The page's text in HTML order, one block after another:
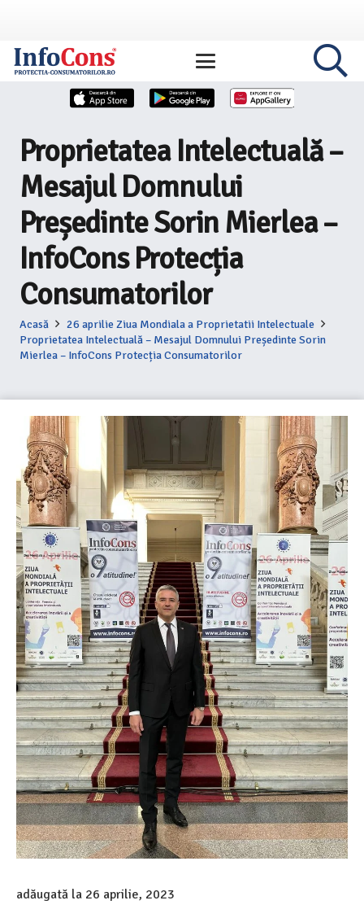
Proprietatea Intelectuală –
Mesajul Domnului
Președinte Sorin Mierlea –
InfoCons Protecția
Consumatorilor
Acasă
26 aprilie Ziua Mondiala a Proprietatii Intelectuale
Proprietatea Intelectuală – Mesajul Domnului Președinte Sorin
Mierlea – InfoCons Protecția Consumatorilor
adăugată la 26 aprilie, 2023